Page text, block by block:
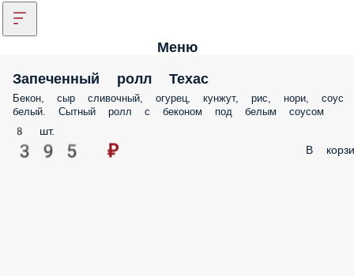
Меню
Запеченный ролл Техас
Бекон, сыр сливочный, огурец, кунжут, рис, нори, соус
белый. Сытный ролл с беконом под белым соусом
8 шт.
395 ₽ В